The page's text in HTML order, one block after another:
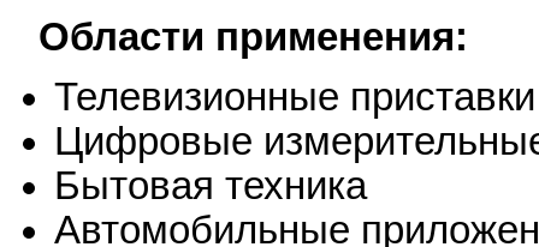
Области применения:
Телевизионные
Цифровые
Бытовая техника
Автомобильные